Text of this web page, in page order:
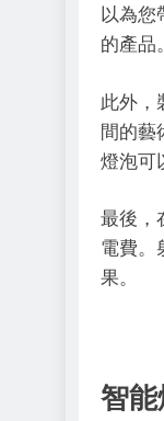
以為您
的產品
此外，
間的藝
燈泡可
最後，
電費。
果。
智